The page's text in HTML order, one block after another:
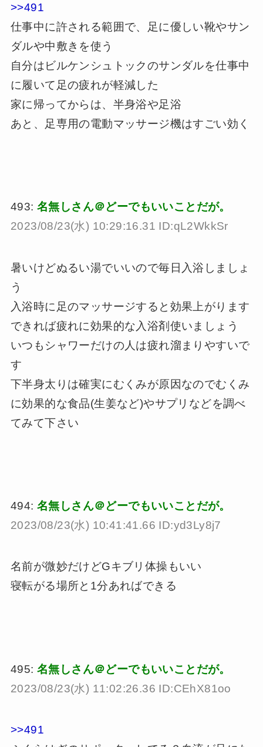
>>491
仕事中に許される範囲で、足に優しい靴やサン
ダルや中敷きを使う
自分はビルケンシュトックのサンダルを仕事中
に履いて足の疲れが軽減した
家に帰ってからは、半身浴や足浴
あと、足専用の電動マッサージ機はすごい効く
493: 名無しさん＠どーでもいいことだが。
2023/08/23(水) 10:29:16.31 ID:qL2WkkSr
暑いけどぬるい湯でいいので毎日入浴しましょ
う
入浴時に足のマッサージすると効果上がります
できれば疲れに効果的な入浴剤使いましょう
いつもシャワーだけの人は疲れ溜まりやすいで
す
下半身太りは確実にむくみが原因なのでむくみ
に効果的な食品(生姜など)やサプリなどを調べ
てみて下さい
494: 名無しさん＠どーでもいいことだが。
2023/08/23(水) 10:41:41.66 ID:yd3Ly8j7
名前が微妙だけどGキブリ体操もいい
寝転がる場所と1分あればできる
495: 名無しさん＠どーでもいいことだが。
2023/08/23(水) 11:02:26.36 ID:CEhX81oo
>>491